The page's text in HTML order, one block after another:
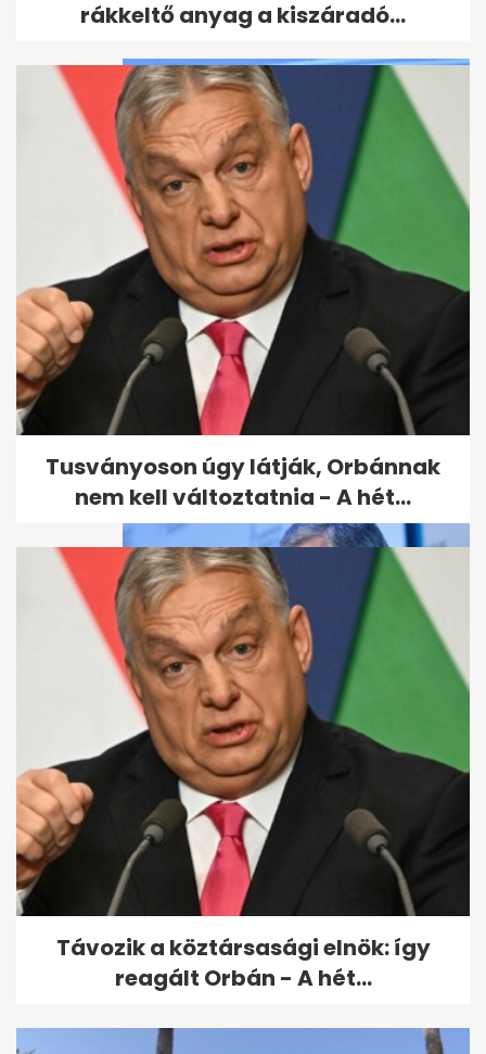
Hosszú Katinka kifejezetten
nyersen ment neki az
úszószövetség...
Az ukránok szerint Porosenko
Orbánnal találkozott volna,
ezért...
rákkeltő anyag a kiszáradó...
Tusványoson úgy látják, Orbánnak
nem kell változtatnia - A hét...
Távozik a köztársasági elnök: így
reagált Orbán - A hét...